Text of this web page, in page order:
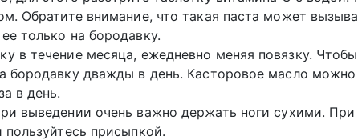
Обратите внимание, что такая паста может
только на бородавку.
в течение месяца, ежедневно меняя повязку.
бородавку дважды в день. Касторовое масло
в день.
выведении очень важно держать ноги сухими.
присыпкой.